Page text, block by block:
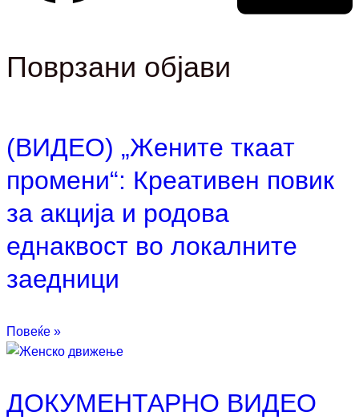
Поврзани објави
(ВИДЕО) „Жените ткаат
промени“: Креативен повик
за акција и родова
еднаквост во локалните
заедници
Повеќе »
ДОКУМЕНТАРНО ВИДЕО